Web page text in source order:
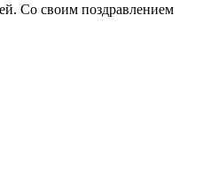
Со своим поздравлением